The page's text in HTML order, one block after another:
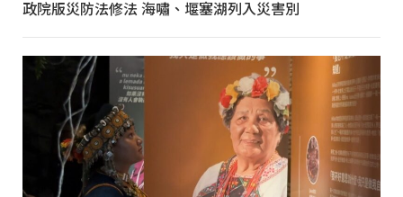
政院版災防法修法 海嘯、堰塞湖列入災害別